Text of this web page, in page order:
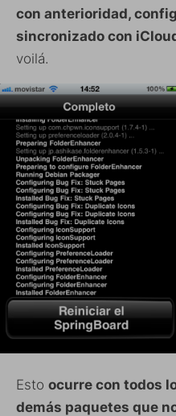
con anterioridad,
sincronizado con
voilá.
Esto ocurre con todos
demás paquetes que